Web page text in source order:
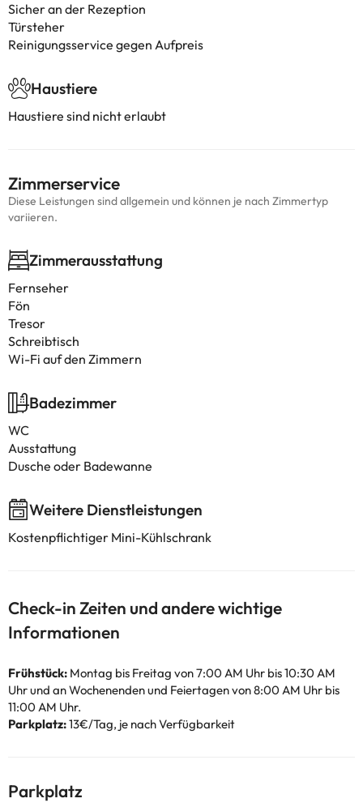
Sicher an der Rezeption
Türsteher
Reinigungsservice gegen Aufpreis
Haustiere
Haustiere sind nicht erlaubt
Zimmerservice
Diese Leistungen sind allgemein und können je nach Zimmertyp
variieren.
Zimmerausstattung
Fernseher
Fön
Tresor
Schreibtisch
Wi-Fi auf den Zimmern
Badezimmer
WC
Ausstattung
Dusche oder Badewanne
Weitere Dienstleistungen
Kostenpflichtiger Mini-Kühlschrank
Check-in Zeiten und andere wichtige
Informationen
Frühstück: Montag bis Freitag von 7:00 AM Uhr bis 10:30 AM
Uhr und an Wochenenden und Feiertagen von 8:00 AM Uhr bis
11:00 AM Uhr.
Parkplatz:13€/Tag, je nach Verfügbarkeit
Parkplatz